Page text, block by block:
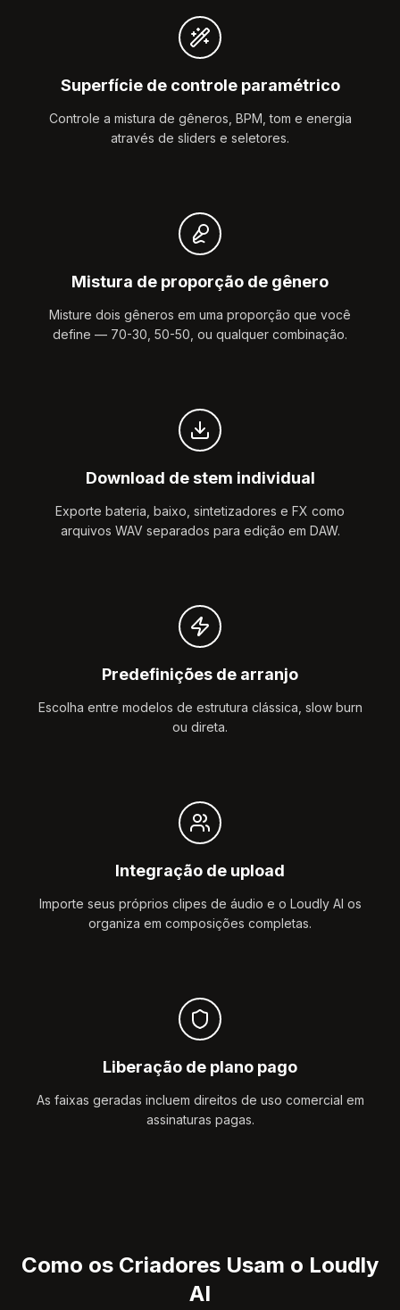
Superfície de controle paramétrico
Controle a mistura de gêneros, BPM, tom e energia
através de sliders e seletores.
Mistura de proporção de gênero
Misture dois gêneros em uma proporção que você
define — 70-30, 50-50, ou qualquer combinação.
Download de stem individual
Exporte bateria, baixo, sintetizadores e FX como
arquivos WAV separados para edição em DAW.
Predefinições de arranjo
Escolha entre modelos de estrutura clássica, slow burn
ou direta.
Integração de upload
Importe seus próprios clipes de áudio e o Loudly AI os
organiza em composições completas.
Liberação de plano pago
As faixas geradas incluem direitos de uso comercial em
assinaturas pagas.
Como os Criadores Usam o Loudly
AI